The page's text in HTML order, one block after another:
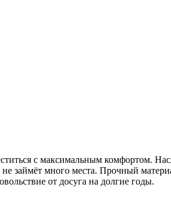
с максимальным комфортом.
займёт много места. Прочный
от досуга на долгие годы.